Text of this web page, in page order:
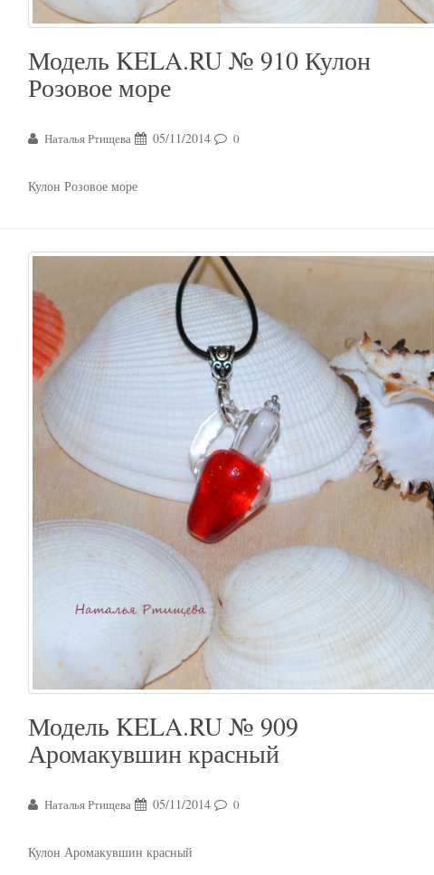
Модель KELA.RU № 910 Кулон
Розовое море
Наталья Ртищева 05/11/2014 0
Кулон Розовое море
Модель KELA.RU № 909
Аромакувшин красный
Наталья Ртищева 05/11/2014 0
Кулон Аромакувшин красный